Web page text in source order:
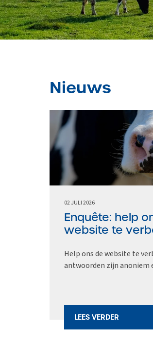
Nieuws
02 JULI 2026
Enquête: help
website te
Help ons de website te
antwoorden zijn anoniem
LEES VERDER